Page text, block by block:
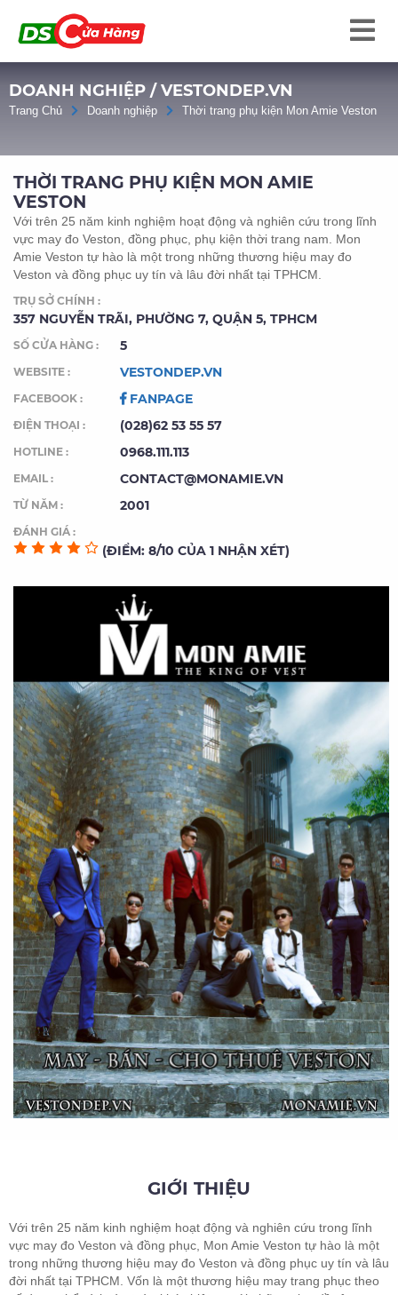
DOANH NGHIỆP / VESTONDEP.VN
Trang Chủ Doanh nghiệp Thời trang phụ kiện Mon Amie Veston
THỜI TRANG PHỤ KIỆN MON AMIE
VESTON
Với trên 25 năm kinh nghiệm hoạt động và nghiên cứu trong lĩnh
vực may đo Veston, đồng phục, phụ kiện thời trang nam. Mon
Amie Veston tự hào là một trong những thương hiệu may đo
Veston và đồng phục uy tín và lâu đời nhất tại TPHCM.
TRỤ SỞ CHÍNH :
357 NGUYỄN TRÃI, PHƯỜNG 7, QUẬN 5, TPHCM
SỐ CỬA HÀNG : 5
WEBSITE : VESTONDEP.VN
FACEBOOK : FANPAGE
ĐIỆN THOẠI : (028)62 53 55 57
HOTLINE : 0968.111.113
EMAIL : CONTACT@MONAMIE.VN
TỪ NĂM : 2001
ĐÁNH GIÁ :
(ĐIỂM: 8/10 CỦA 1 NHẬN XÉT)
GIỚI THIỆU
Với trên 25 năm kinh nghiệm hoạt động và nghiên cứu trong lĩnh
vực may đo Veston và đồng phục, Mon Amie Veston tự hào là một
trong những thương hiệu may đo Veston và đồng phục uy tín và lâu
đời nhất tại TPHCM. Vốn là một thương hiệu may trang phục theo